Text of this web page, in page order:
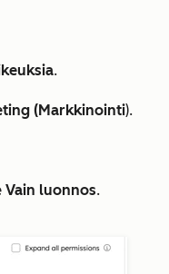
.
(Markkinointi).
Vain luonnos.